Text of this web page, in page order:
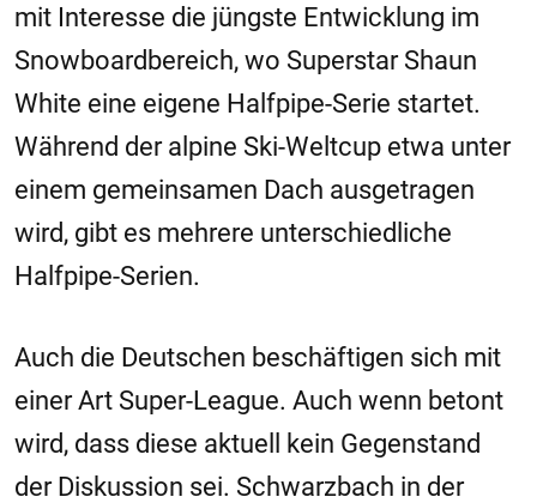
mit Interesse die jüngste Entwicklung im
Snowboardbereich, wo Superstar Shaun
White eine eigene Halfpipe-Serie startet.
Während der alpine Ski-Weltcup etwa unter
einem gemeinsamen Dach ausgetragen
wird, gibt es mehrere unterschiedliche
Halfpipe-Serien.
Auch die Deutschen beschäftigen sich mit
einer Art Super-League. Auch wenn betont
wird, dass diese aktuell kein Gegenstand
der Diskussion sei. Schwarzbach in der